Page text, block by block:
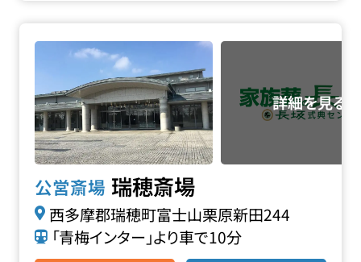
公営斎場 瑞穂斎場
西多摩郡瑞穂町富士山栗原新田244
「青梅インター」より車で10分